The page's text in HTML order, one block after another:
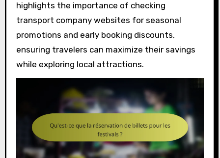
highlights the importance of checking
transport company websites for seasonal
promotions and early booking discounts,
ensuring travelers can maximize their savings
while exploring local attractions.